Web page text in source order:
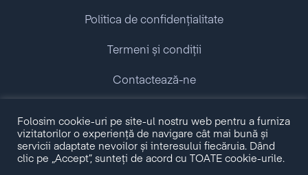
Copyright © 2009 - 2026 Ascent Group.
All rights reserved.
Politica de confidențialitate
Termeni și condiții
Contactează-ne
Folosim cookie-uri pe site-ul nostru web pentru a furniza
vizitatorilor o experiență de navigare cât mai bună și
servicii adaptate nevoilor și interesului fiecăruia. Dând
clic pe „Accept”, sunteți de acord cu TOATE cookie-urile.